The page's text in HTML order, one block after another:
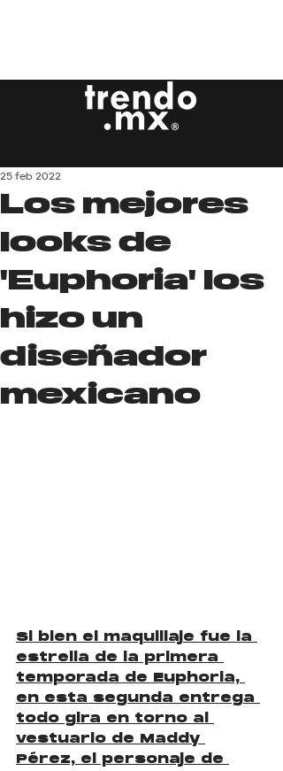
Los mejores
looks de
'Euphoria' los
hizo un
diseñador
mexicano
25 feb 2022
Si bien el maquillaje fue la
estrella de la primera
temporada de Euphoria,
en esta segunda entrega
todo gira en torno al
vestuario de Maddy
Pérez, el personaje de